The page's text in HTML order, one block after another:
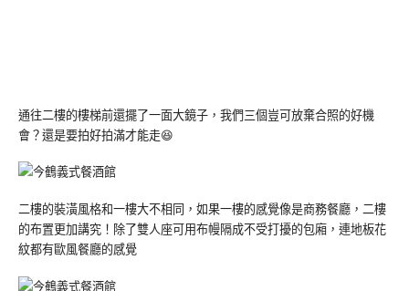
通往二樓的樓梯前還擺了一面大鏡子，我們三個豈可放棄合照的好機
會？還是要拍好拍滿才能走😆
二樓的裝潢風格和一樓大不相同，如果一樓的感覺像是商務餐廳，二樓
的布置更加講究！除了雙人座可用布幔隔成不受打擾的包廂，連地板花
紋都有歐風餐廳的感覺